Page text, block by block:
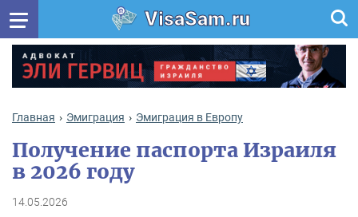
VisaSam.ru
Главная Эмиграция Эмиграция в Европу
Получение паспорта Израиля
в 2026 году
14.05.2026